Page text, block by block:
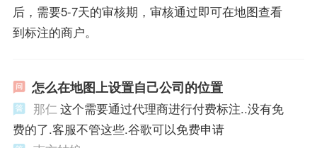
后，需要5-7天的审核期，审核通过即可在地图查看
到标注的商户。
怎么在地图上设置自己公司的位置
那仁这个需要通过代理商进行付费标注..没有免
费的了.客服不管这些.谷歌可以免费申请